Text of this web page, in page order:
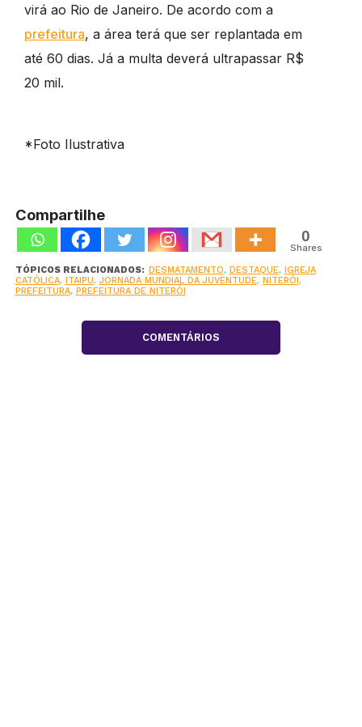
virá ao Rio de Janeiro. De acordo com a
prefeitura, a área terá que ser replantada em
até 60 dias. Já a multa deverá ultrapassar R$
20 mil.
*Foto Ilustrativa
Compartilhe
0
Shares
TÓPICOS RELACIONADOS: DESMATAMENTO, DESTAQUE, IGREJA
CATÓLICA, ITAIPU, JORNADA MUNDIAL DA JUVENTUDE, NITERÓI,
PREFEITURA, PREFEITURA DE NITERÓI
COMENTÁRIOS